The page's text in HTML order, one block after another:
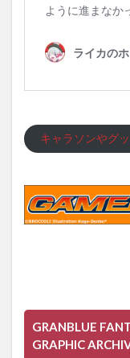
キャラソンやグ
GRANBLUE
GRAPHIC